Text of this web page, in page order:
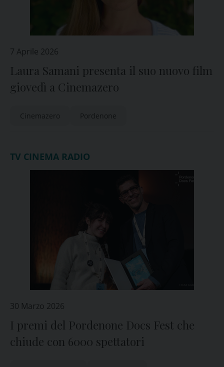
7 Aprile 2026
Laura Samani presenta il suo nuovo film
giovedì a Cinemazero
Cinemazero Pordenone
TV CINEMA RADIO
30 Marzo 2026
I premi del Pordenone Docs Fest che
chiude con 6000 spettatori